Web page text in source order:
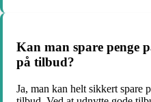
Kan man spare penge
på tilbud?
Ja, man kan helt sikkert spare